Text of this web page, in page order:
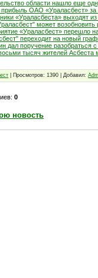
области нашло еще
прибыль ОАО «Ураласбест» за
«Ураласбеста» выходят
может возобновить
«Ураласбест» перешло
переходит на новый
дал поручение разобраться
тысяч жителей Асбеста
| Просмотров: 1390 | Добавил:
0
новость